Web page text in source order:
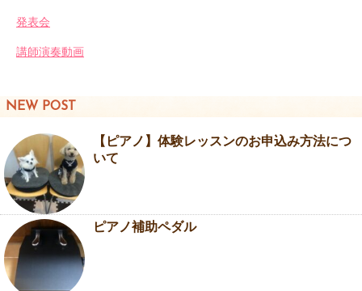
発表会
講師演奏動画
NEW POST
【ピアノ】体験レッスンのお申込み方法につ
いて
ピアノ補助ペダル